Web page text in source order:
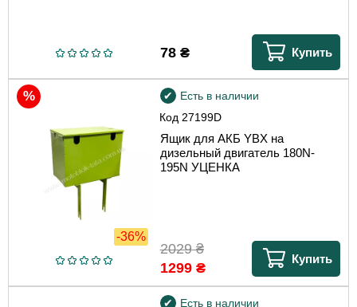
78₴ Купить
Код 27199D
-36%
Есть в наличии
Ящик для АКБ YBX на
дизельный двигатель 180N-
195N УЦЕНКА
1299₴
2029₴
Купить
Есть в наличии